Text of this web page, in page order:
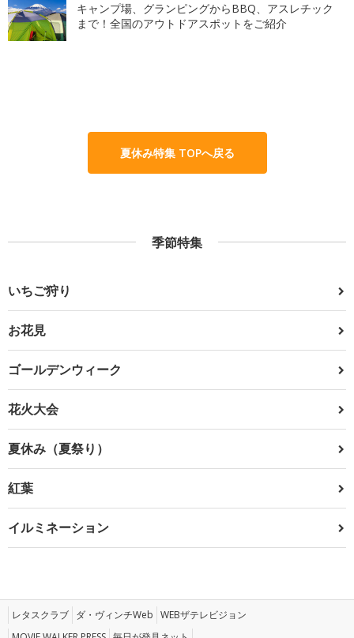
キャンプ場、グランピングからBBQ、アスレチック
まで！全国のアウトドアスポットをご紹介
夏休み特集 TOPへ戻る
季節特集
いちご狩り
お花見
ゴールデンウィーク
花火大会
夏休み（夏祭り）
紅葉
イルミネーション
レタスクラブ ダ・ヴィンチWeb WEBザテレビジョン